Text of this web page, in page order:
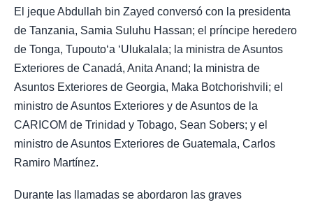
El jeque Abdullah bin Zayed conversó con la presidenta
de Tanzania, Samia Suluhu Hassan; el príncipe heredero
de Tonga, Tupoutoʻa ʻUlukalala; la ministra de Asuntos
Exteriores de Canadá, Anita Anand; la ministra de
Asuntos Exteriores de Georgia, Maka Botchorishvili; el
ministro de Asuntos Exteriores y de Asuntos de la
CARICOM de Trinidad y Tobago, Sean Sobers; y el
ministro de Asuntos Exteriores de Guatemala, Carlos
Ramiro Martínez.
Durante las llamadas se abordaron las graves